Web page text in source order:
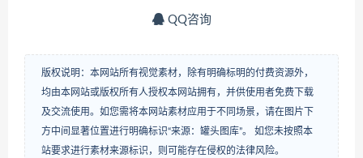
QQ咨询
版权说明：本网站所有视觉素材，除有明确标明的付费资源外，
均由本网站或版权所有人授权本网站拥有，并供使用者免费下载
及交流使用。如您需将本网站素材应用于不同场景，请在图片下
方中间显著位置进行明确标识“来源：罐头图库”。 如您未按照本
站要求进行素材来源标识，则可能存在侵权的法律风险。